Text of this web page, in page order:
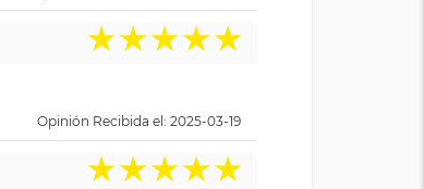
★★★★★
Opinión Recibida el: 2025-03-19
★★★★★